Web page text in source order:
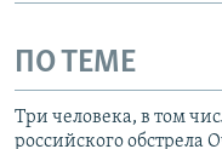
ПО ТЕМЕ
Три человека, в том
российского обстрела